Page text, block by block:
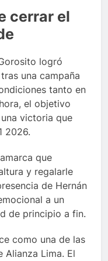
cerrar el
logró
una campaña
tanto en
el objetivo
victoria que
2026.
que
y regalarle
de Hernán
a un
de principio a fin.
como una de las
Alianza Lima. El